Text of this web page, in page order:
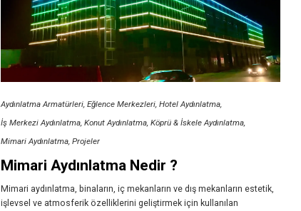
Aydınlatma Armatürleri Eğlence Merkezleri Hotel Aydınlatma
İş Merkezi Aydınlatma Konut Aydınlatma Köprü & İskele Aydınlatma
Mimari Aydınlatma Projeler
Mimari Aydınlatma Nedir ?
Mimari aydınlatma, binaların, iç mekanların ve dış mekanların estetik,
işlevsel ve atmosferik özelliklerini geliştirmek için kullanılan